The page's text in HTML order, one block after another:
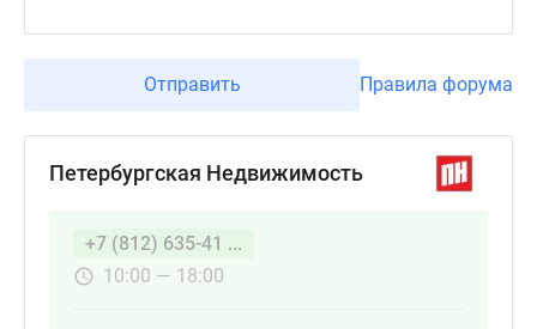
Отправить Правила форума
Петербургская Недвижимость
+7 (812) 635-41 ...
10:00 — 18:00